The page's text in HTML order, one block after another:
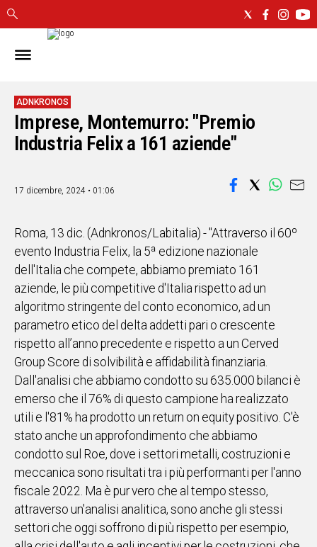
IN
CAGLIARI
SASSARI
NUORO
ORISTANO
GALLURA
MEDIO
CAMPIDANO
ALTRE
NOTIZIE
POLITICA
IN
ITALIA
NEL
MONDO
SPORT
EVENTI
STORIE
VIDEO
ADNKRONOS
Imprese, Montemurro: "Premio
Industria Felix a 161 aziende"
17 dicembre, 2024 • 01:06
Roma, 13 dic. (Adnkronos/Labitalia) - "Attraverso il 60º
evento Industria Felix, la 5ª edizione nazionale
dell'Italia che compete, abbiamo premiato 161
aziende, le più competitive d'Italia rispetto ad un
algoritmo stringente del conto economico, ad un
parametro etico del delta addetti pari o crescente
rispetto all’anno precedente e rispetto a un Cerved
Group Score di solvibilità e affidabilità finanziaria.
Dall'analisi che abbiamo condotto su 635.000 bilanci è
emerso che il 76% di questo campione ha realizzato
utili e l'81% ha prodotto un return on equity positivo. C'è
stato anche un approfondimento che abbiamo
condotto sul Roe, dove i settori metalli, costruzioni e
meccanica sono risultati tra i più performanti per l'anno
fiscale 2022. Ma è pur vero che al tempo stesso,
attraverso un'analisi analitica, sono anche gli stessi
settori che oggi soffrono di più rispetto per esempio,